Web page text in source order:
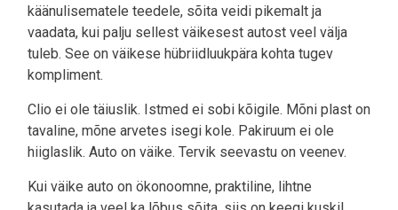
käänulisematele teedele, sõita veidi pikemalt ja
vaadata, kui palju sellest väikesest autost veel välja
tuleb. See on väikese hübriidluukpära kohta tugev
kompliment.
Clio ei ole täiuslik. Istmed ei sobi kõigile. Mõni plast on
tavaline, mõne arvetes isegi kole. Pakiruum ei ole
hiiglaslik. Auto on väike. Tervik seevastu on veenev.
Kui väike auto on ökonoomne, praktiline, lihtne